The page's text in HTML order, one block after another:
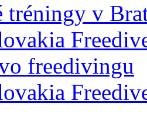
tréningy v
freedivingu